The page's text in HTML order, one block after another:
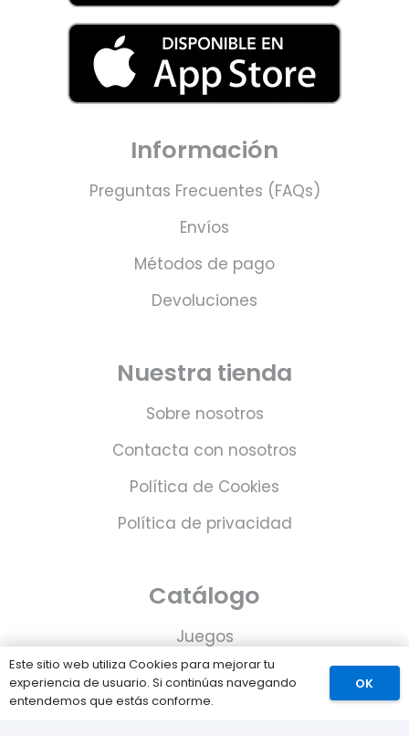
Información
Preguntas Frecuentes (FAQs)
Envíos
Métodos de pago
Devoluciones
Nuestra tienda
Sobre nosotros
Contacta con nosotros
Política de Cookies
Política de privacidad
Catálogo
Juegos
Consolas
Accesorios para tu PS5
Este sitio web utiliza Cookies para mejorar tu
experiencia de usuario. Si continúas navegando
entendemos que estás conforme.
OK